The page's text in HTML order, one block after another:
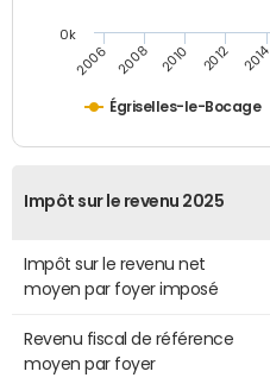
Égriselles-le-Bocage
2006 2008 2010 2012 2014
0k
Impôt sur le revenu 2025
Impôt sur le revenu net
moyen par foyer imposé
Revenu fiscal de référence
moyen par foyer